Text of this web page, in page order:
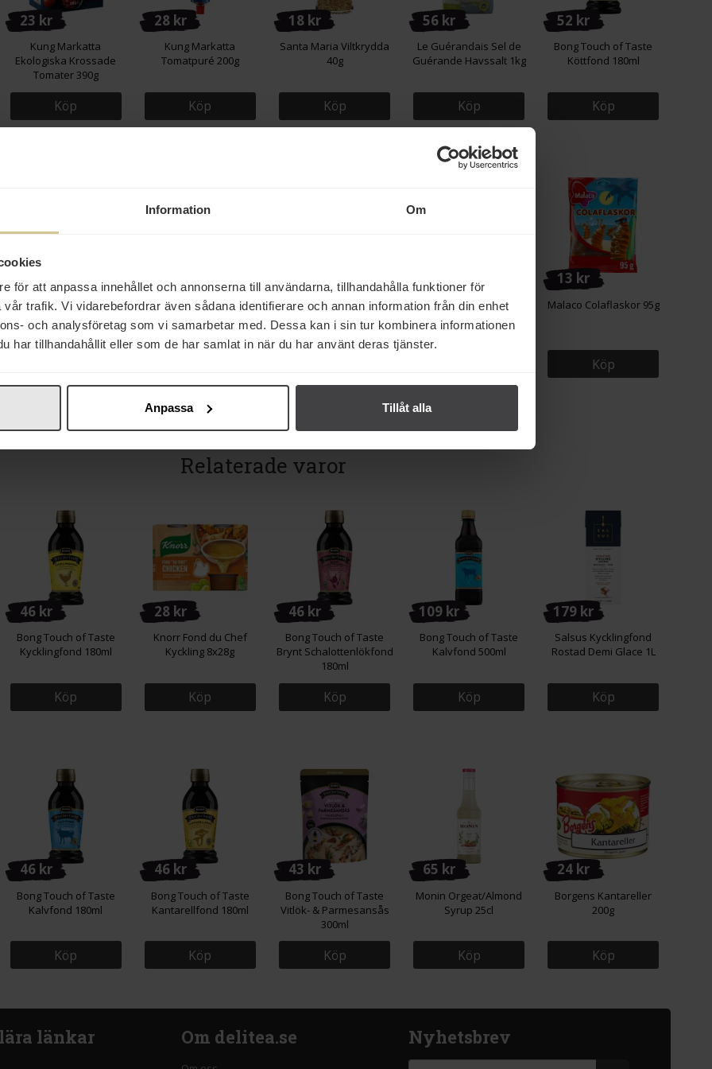
Information Om
för att anpassa innehållet och annonserna till användarna, tillhandahålla funktioner för
trafik. Vi vidarebefordrar även sådana identifierare och annan information från din enhet
och analysföretag som vi samarbetar med. Dessa kan i sin tur kombinera informationen
har tillhandahållit eller som de har samlat in när du har använt deras tjänster.
Anpassa Tillåt alla
23 kr
Kung Markatta
Ekologiska Krossade
Tomater 390g
Köp
28 kr
Kung Markatta
Tomatpuré 200g
Köp
18 kr
Santa Maria Viltkrydda
40g
Köp
56 kr
Le Guérandais Sel de
Guérande Havssalt 1kg
Köp
52 kr
Bong Touch of Taste
Köttfond 180ml
Köp
27 kr
Kockens Chili Flakes 28g
18 kr
Zeta Kikärtor Ekologiska
380g
18 kr
Zeta Röda Linser Eko
380g
18 kr
Zeta Ekologiska Stora
Vita Bönor 380g
13 kr
Malaco Colaflaskor 95g
Köp
Relaterade varor
46 kr
Bong Touch of Taste
Kycklingfond 180ml
Köp
28 kr
Knorr Fond du Chef
Kyckling 8x28g
Köp
46 kr
Bong Touch of Taste
Brynt Schalottenlökfond
180ml
Köp
109 kr
Bong Touch of Taste
Kalvfond 500ml
Köp
179 kr
Salsus Kycklingfond
Rostad Demi Glace 1L
Köp
46 kr
Bong Touch of Taste
Kalvfond 180ml
Köp
46 kr
Bong Touch of Taste
Kantarellfond 180ml
Köp
43 kr
Bong Touch of Taste
Vitlök- & Parmesansås
300ml
Köp
65 kr
Monin Orgeat/Almond
Syrup 25cl
Köp
24 kr
Borgens Kantareller
200g
Köp
länkar Om delitea.se Nyhetsbrev